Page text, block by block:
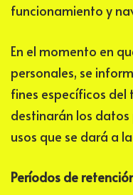
funcionamiento y
En el momento en
personales, se
fines específicos
destinarán los datos
usos que se dará a
Períodos de